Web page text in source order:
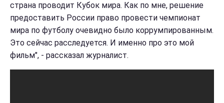
страна проводит Кубок мира. Как по мне, решение
предоставить России право провести чемпионат
мира по футболу очевидно было коррумпированным.
Это сейчас расследуется. И именно про это мой
фильм", - рассказал журналист.